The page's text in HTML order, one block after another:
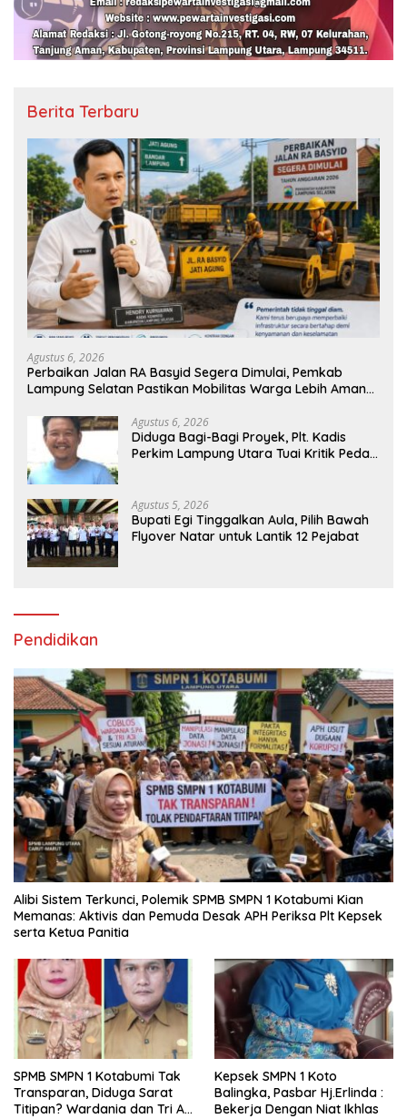
Berita Terbaru
Agustus 6, 2026
Perbaikan Jalan RA Basyid Segera Dimulai, Pemkab
Lampung Selatan Pastikan Mobilitas Warga Lebih Aman
Agustus 6, 2026
Diduga Bagi-Bagi Proyek, Plt. Kadis
Perkim Lampung Utara Tuai Kritik Pedas
Agustus 5, 2026
Bupati Egi Tinggalkan Aula, Pilih Bawah
Flyover Natar untuk Lantik 12 Pejabat
Pendidikan
Alibi Sistem Terkunci, Polemik SPMB SMPN 1 Kotabumi Kian
Memanas: Aktivis dan Pemuda Desak APH Periksa Plt Kepsek
serta Ketua Panitia
SPMB SMPN 1 Kotabumi Tak
Transparan, Diduga Sarat
Titipan? Wardania dan Tri Aji
Kepsek SMPN 1 Koto
Balingka, Pasbar Hj.Erlinda :
Bekerja Dengan Niat Ikhlas